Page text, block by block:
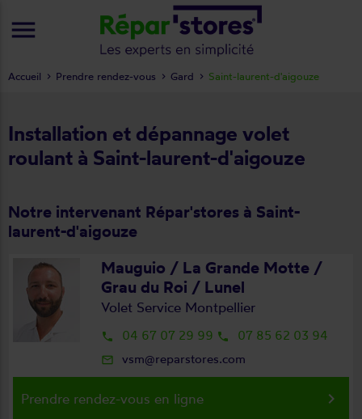
Installation et dépannage volet
roulant à Saint-laurent-d'aigouze
Notre intervenant Répar'stores à Saint-
laurent-d'aigouze
Mauguio / La Grande Motte /
Grau du Roi / Lunel
Volet Service Montpellier
local_phone 04 67 07 29 99 local_phone 07 85 62 03 94
mail_outline vsm@reparstores.com
Prendre rendez-vous en ligne keyboard_arrow_right
Accueil Prendre rendez-vous Gard Saint-laurent-d'aigouze
menu